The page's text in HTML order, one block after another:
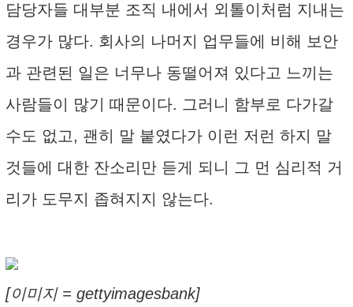
담당자들 대부분 조직 내에서 외톨이처럼 지내는
경우가 많다. 회사의 나머지 업무들에 비해 보안
과 관련된 일은 너무나 동떨어져 있다고 느끼는
사람들이 많기 때문이다. 그러니 함부로 다가갈
수도 없고, 괜히 말 붙였다가 이런 저런 하지 말
것들에 대한 잔소리만 듣게 되니 그 먼 심리적 거
리가 도무지 좁혀지지 않는다.
[이미지 = gettyimagesbank]